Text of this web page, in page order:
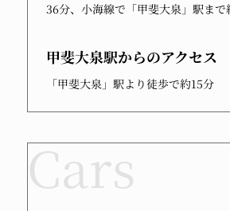
36分、小海線で「甲斐大泉」駅まで
甲斐大泉駅からのアクセス
「甲斐大泉」駅より徒歩で約15分